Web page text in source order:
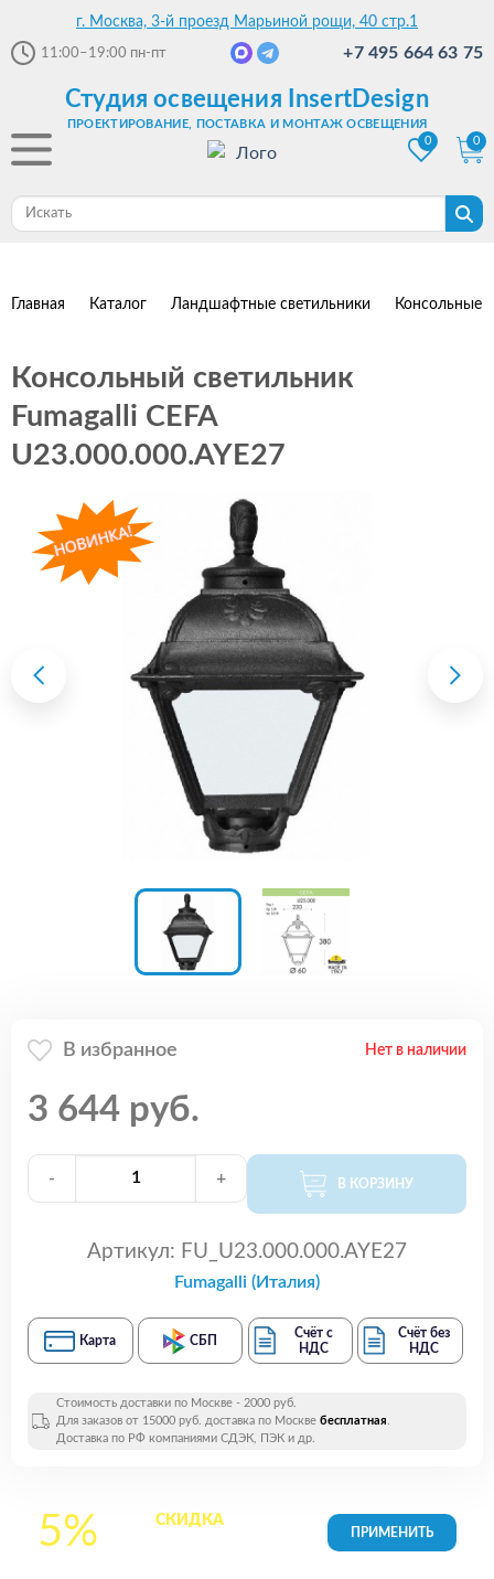
г. Москва, 3-й проезд Марьиной рощи, 40 стр.1
11:00–19:00 пн-пт +7 495 664 63 75
Студия освещения InsertDesign
ПРОЕКТИРОВАНИЕ, ПОСТАВКА И МОНТАЖ ОСВЕЩЕНИЯ
0
0
Главная Каталог Ландшафтные светильники Консольные
Консольный светильник
Fumagalli CEFA
U23.000.000.AYE27
В избранное Нет в наличии
3 644 руб.
- + В КОРЗИНУ
Артикул: FU_U23.000.000.AYE27
Fumagalli (Италия)
Карта СБП
Счёт с
НДС
Счёт без
НДС
Стоимость доставки по Москве - 2000 руб.
Для заказов от 15000 руб. доставка по Москве бесплатная.
Доставка по РФ компаниями СДЭК, ПЭК и др.
5% СКИДКАна все